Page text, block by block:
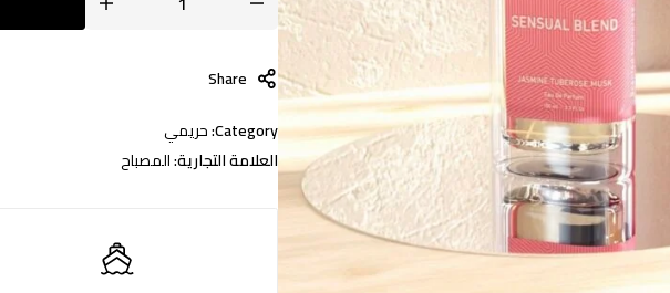
Share
Category: حريمي
العلامة التجارية:المصباح